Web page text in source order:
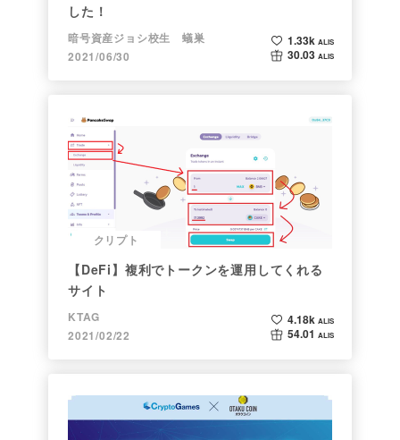
した！
暗号資産ジョシ校生 蟻巣
2021/06/30
1.33k ALIS
30.03 ALIS
クリプト
【DeFi】複利でトークンを運用してくれる
サイト
KTAG
2021/02/22
4.18k ALIS
54.01 ALIS